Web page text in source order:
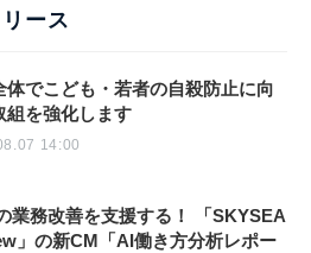
ース
体でこども・若者の自殺防止に向
組を強化します
14:00
業務改善を支援する！ 「SKYSEA
」の新CM「AI働き方分析レポー